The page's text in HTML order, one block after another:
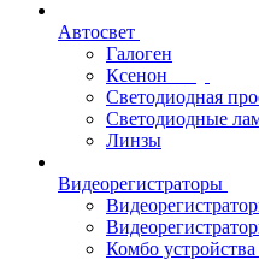
Автосвет
Галоген
Ксенон
Светодиодная
Светодиодные
Линзы
Видеорегистраторы
Комбо устройства